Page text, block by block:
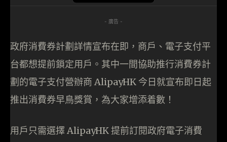
- 廣告 -
政府消費券計劃詳情宣布在即，商戶、電子支付平
台都想提前鎖定用戶。其中一間協助推行消費券計
劃的電子支付營辦商 AlipayHK 今日就宣布即日起
推出消費券早鳥獎賞，為大家增添着數！
用戶只需選擇 AlipayHK 提前訂閱政府電子消費